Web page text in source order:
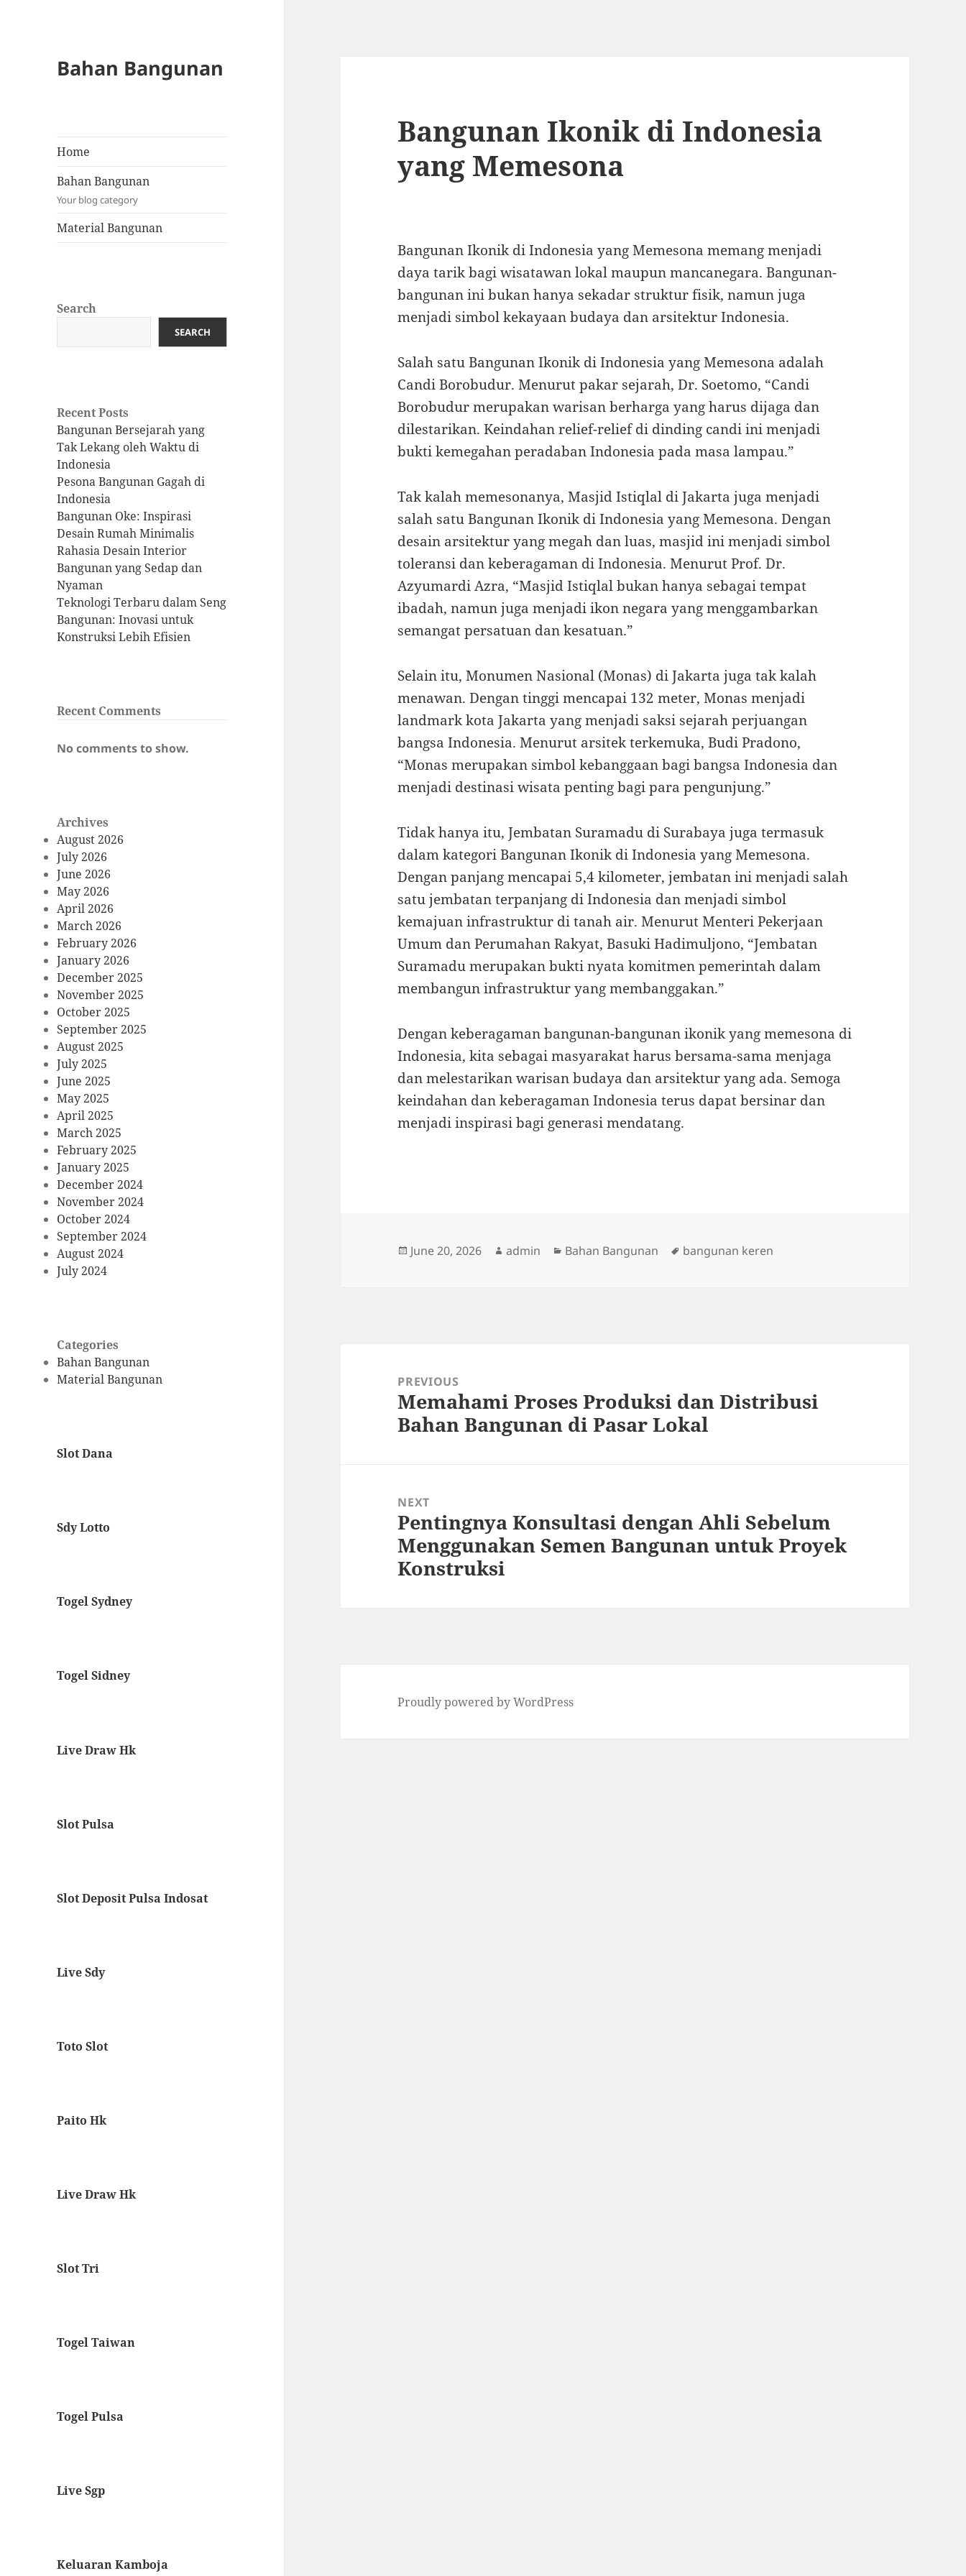
Bahan Bangunan
Home
Bahan Bangunan
Your blog category
Material Bangunan
Search
SEARCH
Recent Posts
Bangunan Bersejarah yang
Tak Lekang oleh Waktu di
Indonesia
Pesona Bangunan Gagah di
Indonesia
Bangunan Oke: Inspirasi
Desain Rumah Minimalis
Rahasia Desain Interior
Bangunan yang Sedap dan
Nyaman
Teknologi Terbaru dalam Seng
Bangunan: Inovasi untuk
Konstruksi Lebih Efisien
Recent Comments
No comments to show.
Archives
August 2026
July 2026
June 2026
May 2026
April 2026
March 2026
February 2026
January 2026
December 2025
November 2025
October 2025
September 2025
August 2025
July 2025
June 2025
May 2025
April 2025
March 2025
February 2025
January 2025
December 2024
November 2024
October 2024
September 2024
August 2024
July 2024
Categories
Bahan Bangunan
Material Bangunan
Slot Dana
Sdy Lotto
Togel Sydney
Togel Sidney
Live Draw Hk
Slot Pulsa
Slot Deposit Pulsa Indosat
Live Sdy
Toto Slot
Paito Hk
Live Draw Hk
Slot Tri
Togel Taiwan
Togel Pulsa
Live Sgp
Keluaran Kamboja
Bangunan Ikonik di Indonesia
yang Memesona
Bangunan Ikonik di Indonesia yang Memesona memang menjadi
daya tarik bagi wisatawan lokal maupun mancanegara. Bangunan-
bangunan ini bukan hanya sekadar struktur fisik, namun juga
menjadi simbol kekayaan budaya dan arsitektur Indonesia.
Salah satu Bangunan Ikonik di Indonesia yang Memesona adalah
Candi Borobudur. Menurut pakar sejarah, Dr. Soetomo, “Candi
Borobudur merupakan warisan berharga yang harus dijaga dan
dilestarikan. Keindahan relief-relief di dinding candi ini menjadi
bukti kemegahan peradaban Indonesia pada masa lampau.”
Tak kalah memesonanya, Masjid Istiqlal di Jakarta juga menjadi
salah satu Bangunan Ikonik di Indonesia yang Memesona. Dengan
desain arsitektur yang megah dan luas, masjid ini menjadi simbol
toleransi dan keberagaman di Indonesia. Menurut Prof. Dr.
Azyumardi Azra, “Masjid Istiqlal bukan hanya sebagai tempat
ibadah, namun juga menjadi ikon negara yang menggambarkan
semangat persatuan dan kesatuan.”
Selain itu, Monumen Nasional (Monas) di Jakarta juga tak kalah
menawan. Dengan tinggi mencapai 132 meter, Monas menjadi
landmark kota Jakarta yang menjadi saksi sejarah perjuangan
bangsa Indonesia. Menurut arsitek terkemuka, Budi Pradono,
“Monas merupakan simbol kebanggaan bagi bangsa Indonesia dan
menjadi destinasi wisata penting bagi para pengunjung.”
Tidak hanya itu, Jembatan Suramadu di Surabaya juga termasuk
dalam kategori Bangunan Ikonik di Indonesia yang Memesona.
Dengan panjang mencapai 5,4 kilometer, jembatan ini menjadi salah
satu jembatan terpanjang di Indonesia dan menjadi simbol
kemajuan infrastruktur di tanah air. Menurut Menteri Pekerjaan
Umum dan Perumahan Rakyat, Basuki Hadimuljono, “Jembatan
Suramadu merupakan bukti nyata komitmen pemerintah dalam
membangun infrastruktur yang membanggakan.”
Dengan keberagaman bangunan-bangunan ikonik yang memesona di
Indonesia, kita sebagai masyarakat harus bersama-sama menjaga
dan melestarikan warisan budaya dan arsitektur yang ada. Semoga
keindahan dan keberagaman Indonesia terus dapat bersinar dan
menjadi inspirasi bagi generasi mendatang.
Posted
June 20, 2026 Author
admin Categories
Bahan Bangunan Tags
bangunan keren
navigationPREVIOUS
Previous
post:
Memahami Proses Produksi dan Distribusi
Bahan Bangunan di Pasar Lokal
NEXT
Next
post:
Pentingnya Konsultasi dengan Ahli Sebelum
Menggunakan Semen Bangunan untuk Proyek
Konstruksi
Proudly powered by WordPress